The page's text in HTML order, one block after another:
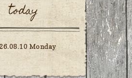
today
Monday